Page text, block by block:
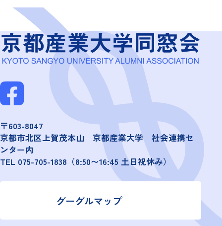
〒603-8047
京都市北区上賀茂本山 京都産業大学 社会連携セ
ンター内
TEL 075-705-1838 （8:50〜16:45 土日祝休み）
グーグルマップ